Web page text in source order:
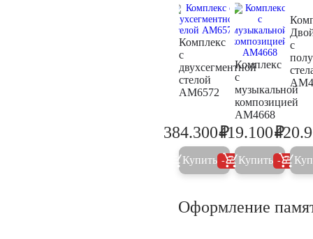
Комплекс
с
двухсегментной
стелой
AM6572
404.500
384.300₽
Купить 5%
Комплекс
с
музыкальной
композицией
AM4668
419.100₽
Купить 5%
с
Оформление